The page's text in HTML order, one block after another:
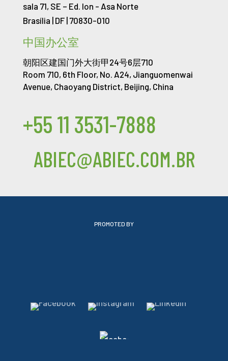
sala 71, SE – Ed. Ion - Asa Norte
Brasília | DF | 70830-010
中国办公室
朝阳区建国门外大街甲24号6层710
Room 710, 6th Floor, No. A24, Jianguomenwai
Avenue, Chaoyang District, Beijing, China
+55 11 3531-7888
ABIEC@ABIEC.COM.BR
PROMOTED BY